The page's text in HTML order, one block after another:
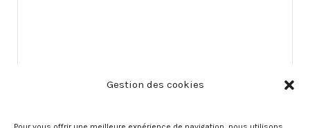
Gestion des cookies